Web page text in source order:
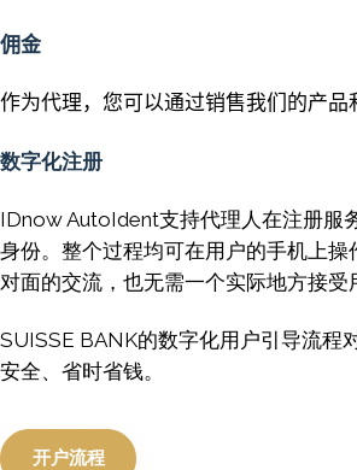
佣金
作为代理，您可以通过销售我们的产品
数字化注册
IDnow AutoIdent支持代理人在注册服
身份。整个过程均可在用户的手机上操
对面的交流，也无需一个实际地方接受
SUISSE BANK的数字化用户引导流程
安全、省时省钱。
开户流程